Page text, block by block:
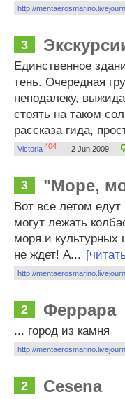
http://
3
Единственное
тень. Очередная
неподалеку,
стоять на таком
рассказа гида,
Victoria404 | 2 Jun 2009 |
3 "Море,
Вот все летом
могут лежать
моря и культурных
не ждет! А...
http://
2 Феррара
... город из камня
http://
2 Cesena